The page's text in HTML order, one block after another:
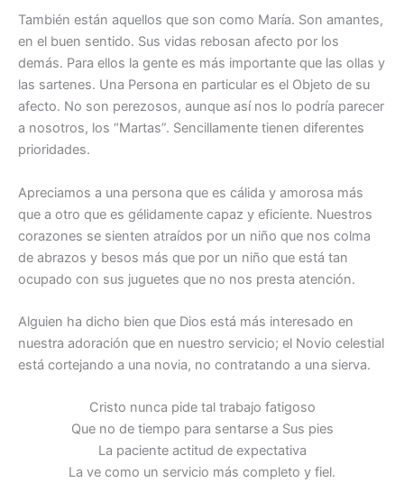
También están aquellos que son como María. Son amantes,
en el buen sentido. Sus vidas rebosan afecto por los
demás. Para ellos la gente es más importante que las ollas y
las sartenes. Una Persona en particular es el Objeto de su
afecto. No son perezosos, aunque así nos lo podría parecer
a nosotros, los “Martas”. Sencillamente tienen diferentes
prioridades.
Apreciamos a una persona que es cálida y amorosa más
que a otro que es gélidamente capaz y eficiente. Nuestros
corazones se sienten atraídos por un niño que nos colma
de abrazos y besos más que por un niño que está tan
ocupado con sus juguetes que no nos presta atención.
Alguien ha dicho bien que Dios está más interesado en
nuestra adoración que en nuestro servicio; el Novio celestial
está cortejando a una novia, no contratando a una sierva.
Cristo nunca pide tal trabajo fatigoso
Que no de tiempo para sentarse a Sus pies
La paciente actitud de expectativa
La ve como un servicio más completo y fiel.